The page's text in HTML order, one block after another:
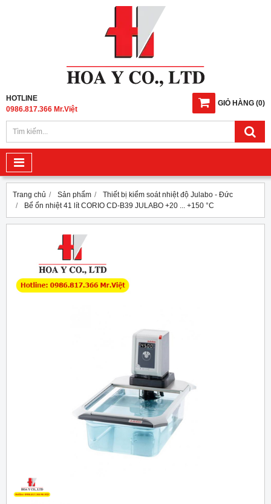
GIỎ HÀNG (0)
HOTLINE
0986.817.366 Mr.Việt
Trang chủ Sản phẩm
Thiết bị kiểm soát nhiệt độ Julabo - Đức
Bể ổn nhiệt 41 lít CORIO CD-B39 JULABO +20 ... +150 °C